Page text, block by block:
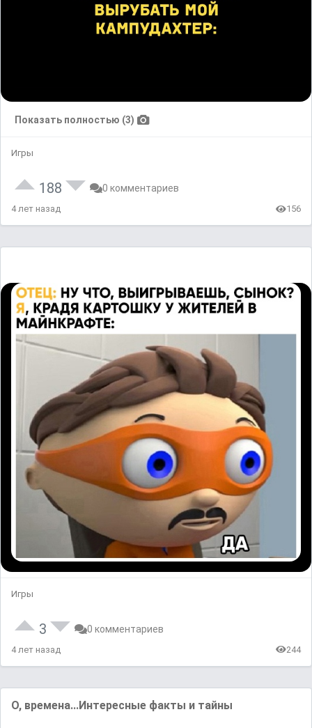
Показать полностью (3)
Игры
188 0 комментариев
4 лет назад 156
Игры
3 0 комментариев
4 лет назад 244
О, времена...Интересные факты и тайны